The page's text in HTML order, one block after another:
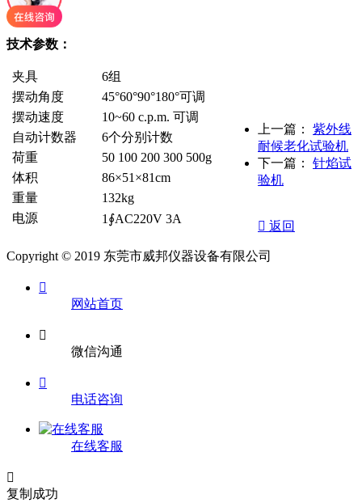
技术参数：
夹具
6组
摆动角度
45°60°90°180°可调
摆动速度
10~60 c.p.m. 可调
自动计数器
6个分别计数
荷重
50 100 200 300 500g
体积
86×51×81cm
重量
132kg
电源
1∮AC220V 3A
上一篇： 紫外线
耐候老化试验机
下一篇： 针焰试
验机
 返回
Copyright © 2019 东莞市威邦仪器设备有限公司

网站首页

微信沟通

电话咨询
在线客服

复制成功